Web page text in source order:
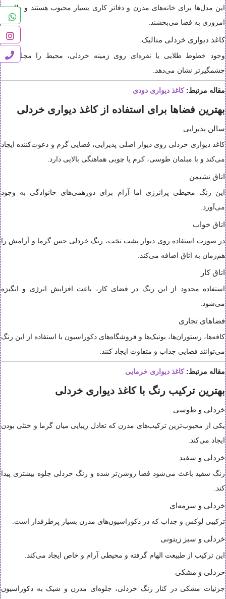
این مدل‌ها برای خانه‌های مدرن و دفاتر کاری بسیار محبوب هستند و ظاهری
امروزی به فضا می‌بخشند.
کاغذ دیواری خردلی متالیک
وجود خطوط طلایی یا نقره‌ای روی زمینه خردلی، محیط را مجلل‌تر و
چشمگیرتر نشان می‌دهد.
مقاله مرتبط:کاغذ دیواری دودی
بهترین فضاها برای استفاده از کاغذ دیواری خردلی
سالن پذیرایی
کاغذ دیواری خردلی روی دیوار اصلی پذیرایی، فضایی گرم و دعوت‌کننده ایجاد
می‌کند و با مبلمان طوسی، کرم یا چوبی هماهنگی بالایی دارد.
اتاق نشیمن
این رنگ محیطی پرانرژی اما آرام برای دورهمی‌های خانوادگی به وجود
می‌آورد.
اتاق خواب
در صورت استفاده روی دیوار پشت تخت، رنگ خردلی حس گرما و آرامش را
هم‌زمان به اتاق اضافه می‌کند.
اتاق کار
استفاده محدود از این رنگ در فضای کار، باعث افزایش انرژی و انگیزه
می‌شود.
فضاهای تجاری
کافه‌ها، رستوران‌ها، بوتیک‌ها و فروشگاه‌های دکوراسیون با استفاده از این رنگ
می‌توانند فضایی جذاب و متفاوت ایجاد کنند.
مقاله مرتبط:کاغذ دیواری خرمایی
بهترین ترکیب رنگ با کاغذ دیواری خردلی
خردلی و طوسی
یکی از محبوب‌ترین ترکیب‌های مدرن که تعادل زیبایی میان گرما و خنثی بودن
ایجاد می‌کند.
خردلی و سفید
رنگ سفید باعث می‌شود فضا روشن‌تر شده و رنگ خردلی جلوه بیشتری پیدا
کند.
خردلی و سرمه‌ای
ترکیبی لوکس و جذاب که در دکوراسیون‌های مدرن بسیار پرطرفدار است.
خردلی و سبز زیتونی
این ترکیب از طبیعت الهام گرفته و محیطی آرام و خاص ایجاد می‌کند.
خردلی و مشکی
جزئیات مشکی در کنار رنگ خردلی، جلوه‌ای مدرن و شیک به دکوراسیون